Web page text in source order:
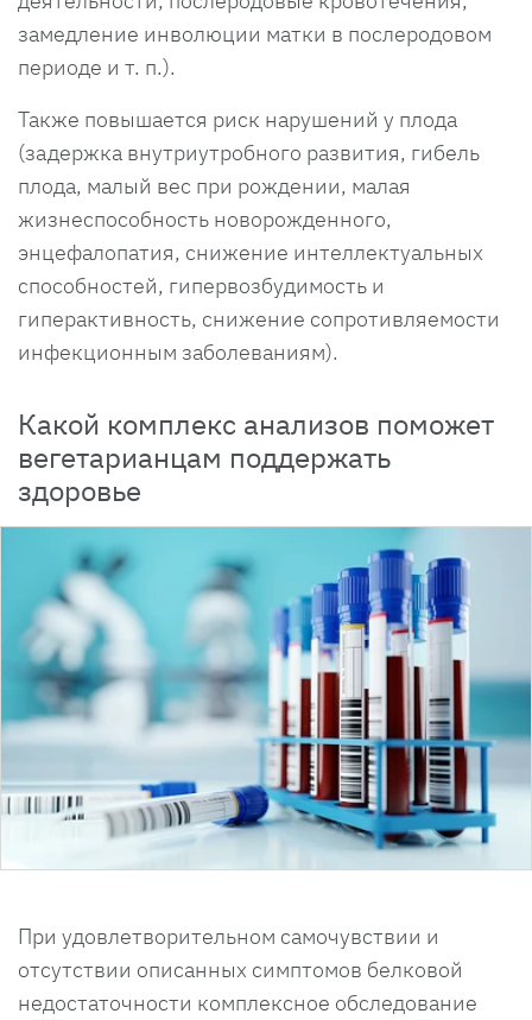
замедление инволюции матки в послеродовом
периоде и т. п.).
Также повышается риск нарушений у плода
(задержка внутриутробного развития, гибель
плода, малый вес при рождении, малая
жизнеспособность новорожденного,
энцефалопатия, снижение интеллектуальных
способностей, гипервозбудимость и
гиперактивность, снижение сопротивляемости
инфекционным заболеваниям).
Какой комплекс анализов поможет
вегетарианцам поддержать
здоровье
При удовлетворительном самочувствии и
отсутствии описанных симптомов белковой
недостаточности комплексное обследование